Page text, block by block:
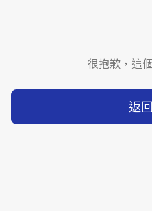
很抱歉，這
返